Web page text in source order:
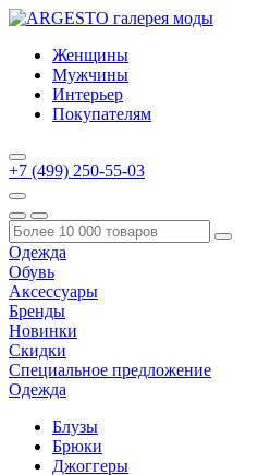
Женщины
Мужчины
Интерьер
Покупателям
+7 (499) 250-55-03
Одежда
Обувь
Аксессуары
Бренды
Новинки
Скидки
Специальное предложение
Одежда
Блузы
Брюки
Джоггеры